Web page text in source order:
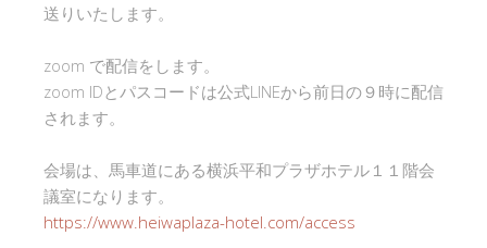
送りいたします。
zoom で配信をします。
zoom IDとパスコードは公式LINEから前日の９時に配信
されます。
会場は、馬車道にある横浜平和プラザホテル１１階会
議室になります。
https://www.heiwaplaza-hotel.com/access